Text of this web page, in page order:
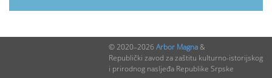
© 2020–2026 Arbor Magna&
Republički zavod za zaštitu kulturno-istorijskog
i prirodnog nasljeđa Republike Srpske